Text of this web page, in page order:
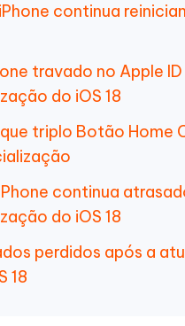
continua
travado no Apple
do iOS 18
triplo Botão Home
continua
do iOS 18
perdidos após a
18